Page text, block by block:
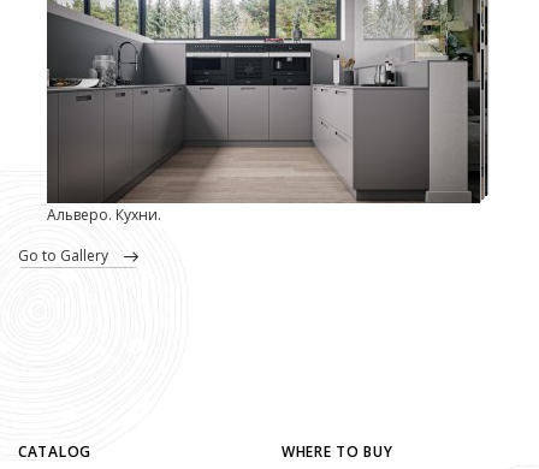
Альверо. Кухни.
go to Gallery
CATALOG
WHERE TO BUY